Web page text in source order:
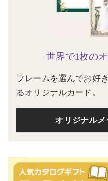
世界で1枚の
フレームを選んでお好
るオリジナルカード。
オリジナル